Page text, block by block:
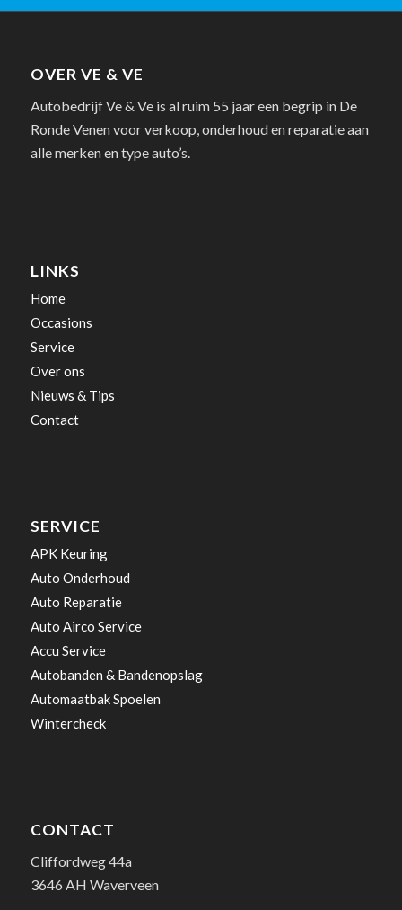
OVER VE & VE
Autobedrijf Ve & Ve is al ruim 55 jaar een begrip in De
Ronde Venen voor verkoop, onderhoud en reparatie aan
alle merken en type auto’s.
LINKS
Home
Occasions
Service
Over ons
Nieuws & Tips
Contact
SERVICE
APK Keuring
Auto Onderhoud
Auto Reparatie
Auto Airco Service
Accu Service
Autobanden & Bandenopslag
Automaatbak Spoelen
Wintercheck
CONTACT
Cliffordweg 44a
3646 AH Waverveen